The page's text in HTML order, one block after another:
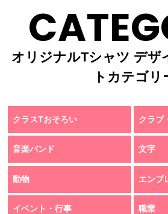
オリジナルTシャツ デザ
トカテゴリ
クラスTおそろい クラブ
音楽バンド 文字
動物 エンブ
イベント・行事 職業